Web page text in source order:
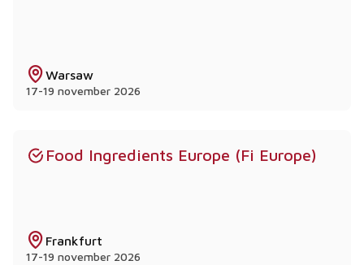
Warsaw
17-19 november 2026
Food Ingredients Europe (Fi Europe)
Frankfurt
17-19 november 2026